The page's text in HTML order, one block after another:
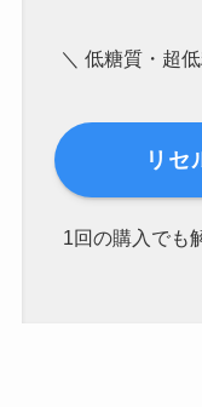
＼ 低糖質・超
リセ
1回の購入でも